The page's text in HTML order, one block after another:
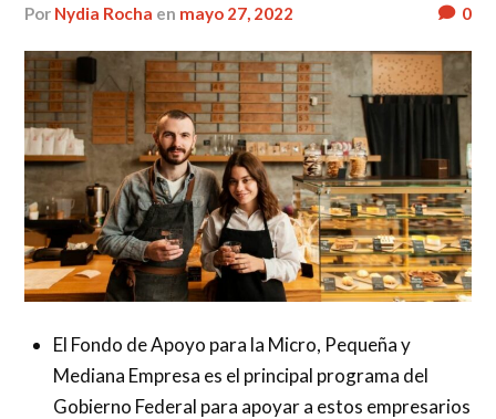
por Nydia Rocha en mayo 27, 2022 0
El Fondo de Apoyo para la Micro, Pequeña y
Mediana Empresa es el principal programa del
Gobierno Federal para apoyar a estos empresarios